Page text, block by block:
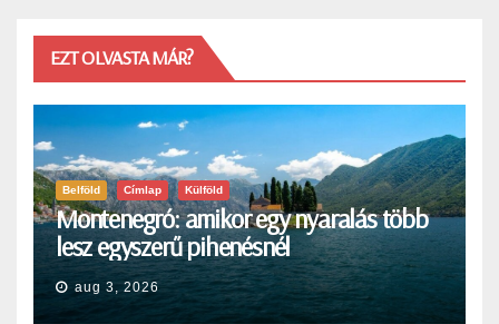
EZT OLVASTA MÁR?
Belföld Címlap Külföld
Montenegró: amikor egy nyaralás több
lesz egyszerű pihenésnél
aug 3, 2026